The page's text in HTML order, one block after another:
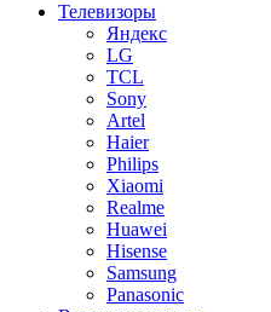
Телевизоры
Яндекс
LG
TCL
Sony
Artel
Haier
Philips
Xiaomi
Realme
Huawei
Hisense
Samsung
Panasonic